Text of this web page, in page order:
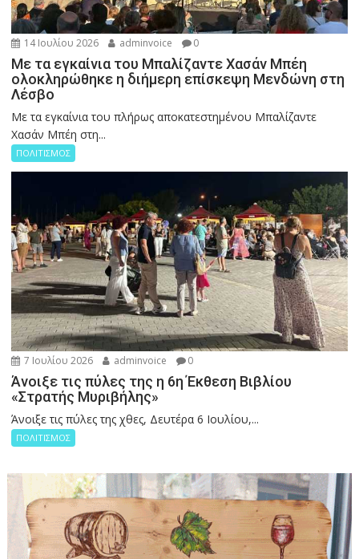
14 Ιουλίου 2026 adminvoice 0
Με τα εγκαίνια του Μπαλίζαντε Χασάν Μπέη
ολοκληρώθηκε η διήμερη επίσκεψη Μενδώνη στη
Λέσβο
Με τα εγκαίνια του πλήρως αποκατεστημένου Μπαλίζαντε
Χασάν Μπέη στη...
ΠΟΛΙΤΙΣΜΟΣ
7 Ιουλίου 2026 adminvoice 0
Άνοιξε τις πύλες της η 6η Έκθεση Βιβλίου
«Στρατής Μυριβήλης»
Άνοιξε τις πύλες της χθες, Δευτέρα 6 Ιουλίου,...
ΠΟΛΙΤΙΣΜΟΣ